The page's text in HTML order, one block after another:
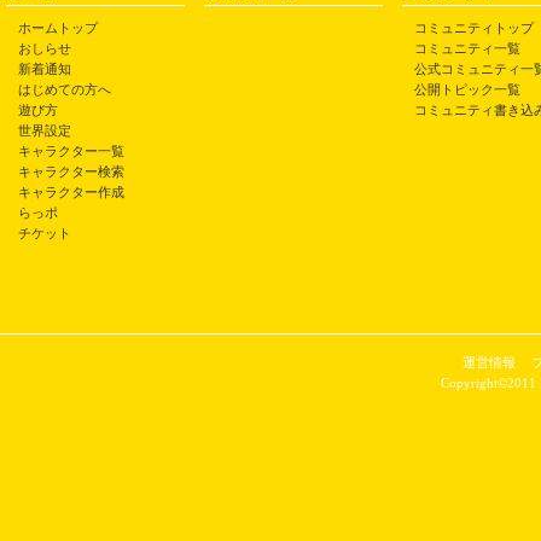
ホームトップ
おしらせ
新着通知
はじめての方へ
遊び方
世界設定
キャラクター一覧
キャラクター検索
キャラクター作成
らっポ
チケット
コミュニティトップ
コミュニティ一覧
公式コミュニティ一
公開トピック一覧
コミュニティ書き込
運営情報
Copyright©2011